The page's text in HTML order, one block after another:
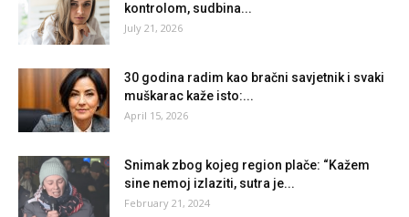
kontrolom, sudbina...
July 21, 2026
30 godina radim kao bračni savjetnik i svaki
muškarac kaže isto:...
April 15, 2026
Snimak zbog kojeg region plače: “Kažem
sine nemoj izlaziti, sutra je...
February 21, 2024